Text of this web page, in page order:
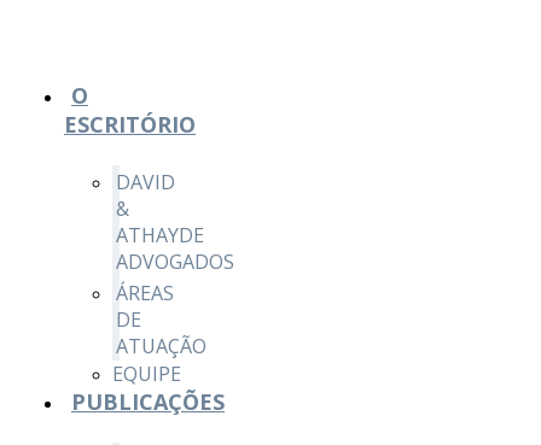
O
ESCRITÓRIO
DAVID
&
ATHAYDE
ADVOGADOS
ÁREAS
DE
ATUAÇÃO
EQUIPE
PUBLICAÇÕES